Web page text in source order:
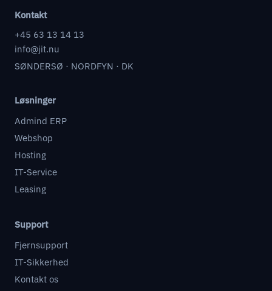
Kontakt
+45 63 13 14 13
info@jit.nu
SØNDERSØ · NORDFYN · DK
Løsninger
Admind ERP
Webshop
Hosting
IT-Service
Leasing
Support
Fjernsupport
IT-Sikkerhed
Kontakt os